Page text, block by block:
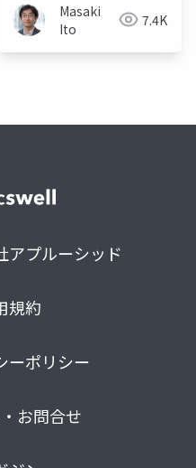
Masaki
Ito
7.4K
アプルーシッド
規約
ーポリシー
お問合せ